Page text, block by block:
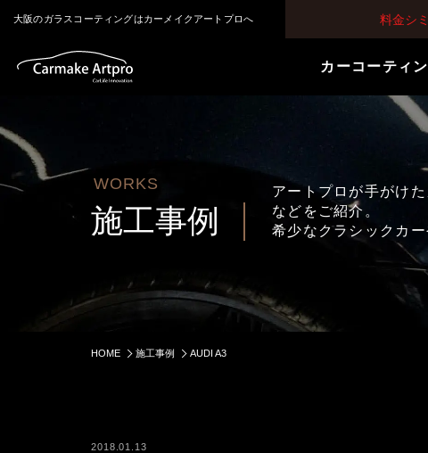
大阪のガラスコーティングはカーメイクアートプロへ 料金シ
カーコーティ
WORKS
施工事例
アートプロが手がけ
などをご紹介。
希少なクラシックカ
HOME 施工事例 AUDI A3
2018.01.13